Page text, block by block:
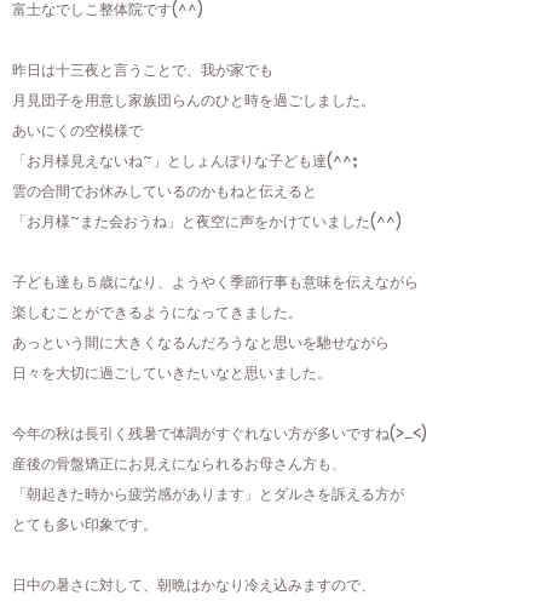
富士なでしこ整体院です(^^)
昨日は十三夜と言うことで、我が家でも
月見団子を用意し家族団らんのひと時を過ごしました。
あいにくの空模様で
「お月様見えないね~」としょんぼりな子ども達(^^;
雲の合間でお休みしているのかもねと伝えると
「お月様~また会おうね」と夜空に声をかけていました(^^)
子ども達も５歳になり、ようやく季節行事も意味を伝えながら
楽しむことができるようになってきました。
あっという間に大きくなるんだろうなと思いを馳せながら
日々を大切に過ごしていきたいなと思いました。
今年の秋は長引く残暑で体調がすぐれない方が多いですね(>_<)
産後の骨盤矯正にお見えになられるお母さん方も、
「朝起きた時から疲労感があります」とダルさを訴える方が
とても多い印象です。
日中の暑さに対して、朝晩はかなり冷え込みますので、